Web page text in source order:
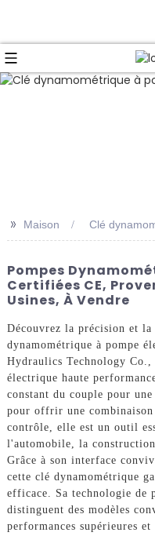
>> Maison Clé
Pompes
Certifiées CE,
Usines, À Vendre
Découvrez la précision et
dynamométrique à pompe
Hydraulics Technology
électrique haute
constant du couple pour
pour offrir une combinaison
contrôle, elle est un outil
l'automobile, la
Grâce à son interface
cette clé dynamométrique
efficace. Sa technologie de
distinguent des modèles
performances supérieures